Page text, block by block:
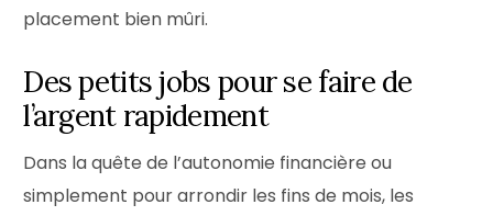
placement bien mûri.
Des petits jobs pour se faire de
l’argent rapidement
Dans la quête de l’autonomie financière ou
simplement pour arrondir les fins de mois, les